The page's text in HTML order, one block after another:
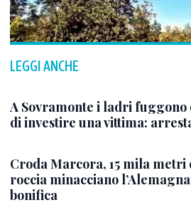
LEGGI ANCHE
A Sovramonte i ladri fuggono
di investire una vittima:
Croda Marcora, 15 mila metri
roccia minacciano
bonifica